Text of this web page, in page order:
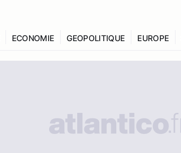
ECONOMIE GEOPOLITIQUE EUROPE